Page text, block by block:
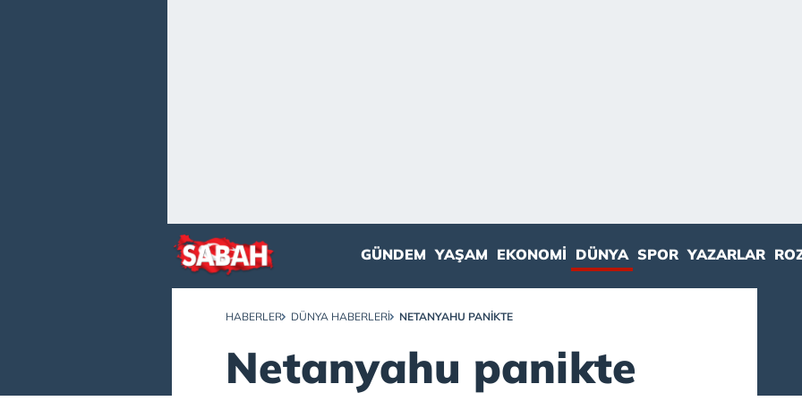
GÜNDEM YAŞAM EKONOMI DÜNYA SPOR YAZARLAR
HABERLER DÜNYA HABERLERI NETANYAHU PANIKTE
Netanyahu panikte